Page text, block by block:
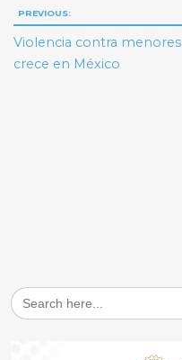
Navegación
de
entradas
PREVIOUS:
Violencia contra menores
crece en México
Search
for: